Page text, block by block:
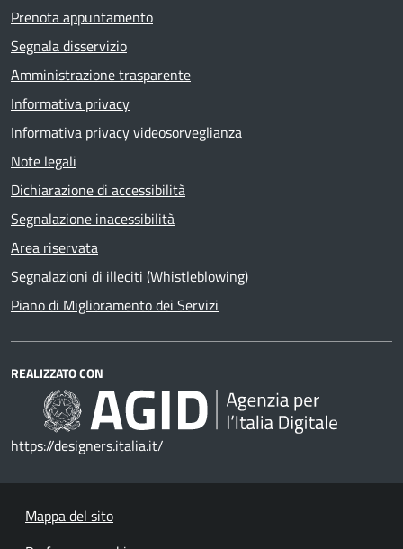
Prenota appuntamento
Segnala disservizio
Amministrazione trasparente
Informativa privacy
Informativa privacy videosorveglianza
Note legali
Dichiarazione di accessibilità
Segnalazione inacessibilità
Area riservata
Segnalazioni di illeciti (Whistleblowing)
Piano di Miglioramento dei Servizi
REALIZZATO CON
https://designers.italia.it/
Mappa del sito